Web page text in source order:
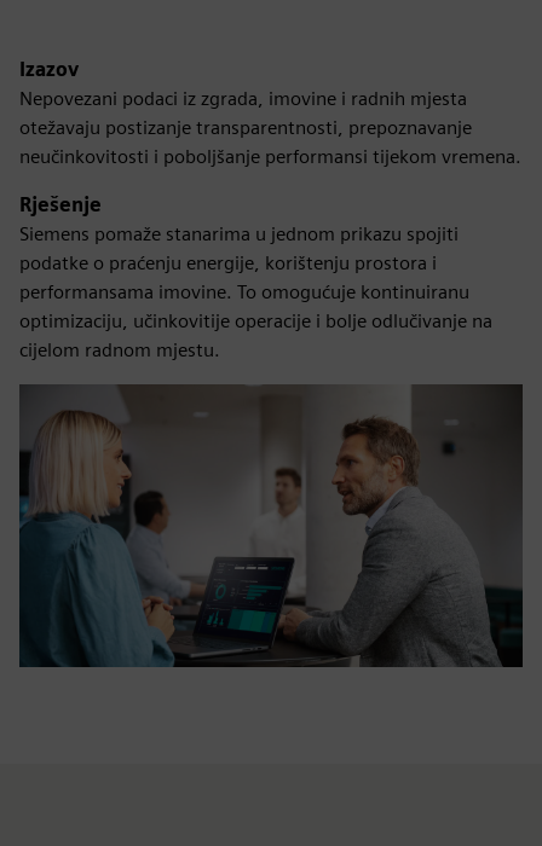
Izazov
Nepovezani podaci iz zgrada, imovine i radnih mjesta
otežavaju postizanje transparentnosti, prepoznavanje
neučinkovitosti i poboljšanje performansi tijekom vremena.
Rješenje
Siemens pomaže stanarima u jednom prikazu spojiti
podatke o praćenju energije, korištenju prostora i
performansama imovine. To omogućuje kontinuiranu
optimizaciju, učinkovitije operacije i bolje odlučivanje na
cijelom radnom mjestu.